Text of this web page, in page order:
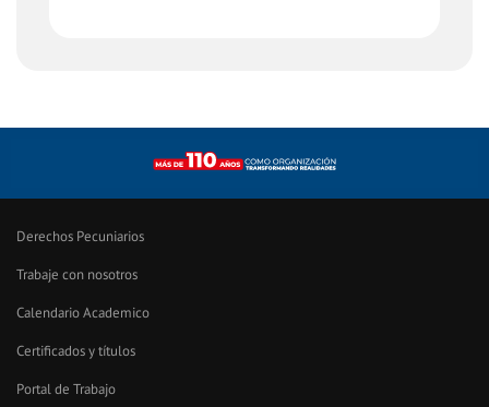
Derechos Pecuniarios
Trabaje con nosotros
Calendario Academico
Certificados y títulos
Portal de Trabajo